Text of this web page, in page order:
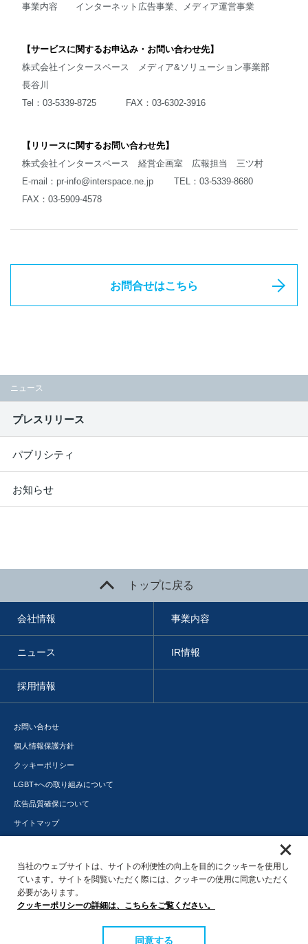
事業内容 インターネット広告事業、メディア運営事業
【サービスに関するお申込み・お問い合わせ先】
株式会社インタースペース メディア&ソリューション事業部
長谷川
Tel：03-5339-8725 FAX：03-6302-3916
【リリースに関するお問い合わせ先】
株式会社インタースペース 経営企画室 広報担当 三ツ村
E-mail： pr-info@interspace.ne.jpTEL：03-5339-8680
FAX：03-5909-4578
お問合せはこちら
ニュース
プレスリリース
パブリシティ
お知らせ
トップに戻る
会社情報 事業内容
ニュース IR情報
採用情報
お問い合わせ
個人情報保護方針
クッキーポリシー
LGBT+への取り組みについて
広告品質確保について
サイトマップ
サステナビリティ
当社のウェブサイトは、サイトの利便性の向上を目的にクッキーを使用し
ています。サイトを閲覧いただく際には、クッキーの使用に同意いただく
必要があります。
クッキーポリシーの詳細は、こちらをご覧ください。
同意する